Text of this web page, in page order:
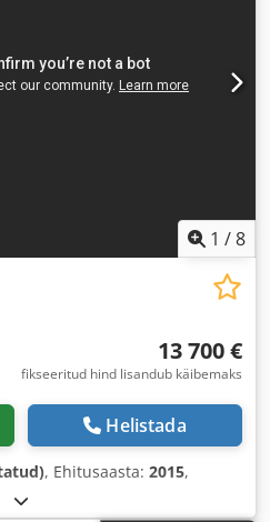
1 /8
13 700 €
fikseeritud hind lisandub käibemaks
Helistada
, Ehitusaasta: 2015,